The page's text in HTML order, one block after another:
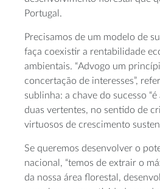
Portugal.
Precisamos de um modelo de
faça coexistir a rentabilidade
ambientais. “Advogo um
concertação de interesses”,
sublinha: a chave do sucesso
duas vertentes, no sentido de
virtuosos de crescimento
Se queremos desenvolver o
nacional, “temos de extrair o
da nossa área florestal,